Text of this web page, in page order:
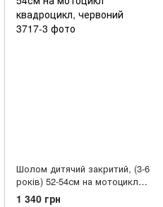
Шолом дитячий закритий, (3-6
років) 52-54см на мотоцикл
квадроцикл, червоний
1 340 грн